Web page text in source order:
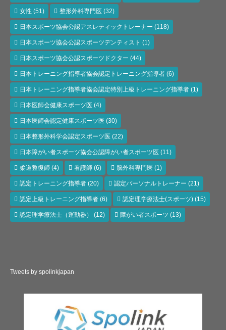
女性 (51) 整形外科専門医 (32)
日本スポーツ協会公認アスレティックトレーナー (118)
日本スポーツ協会公認スポーツデンティスト (1)
日本スポーツ協会公認スポーツドクター (44)
日本トレーニング指導者協会認定トレーニング指導者 (6)
日本トレーニング指導者協会認定特別上級トレーニング指導者 (1)
日本医師会健康スポーツ医 (4)
日本医師会認定健康スポーツ医 (30)
日本整形外科学会認定スポーツ医 (22)
日本障がい者スポーツ協会公認障がい者スポーツ医 (11)
柔道整復師 (4) 看護師 (6) 脳外科専門医 (1)
認定トレーニング指導者 (20) 認定パーソナルトレーナー (21)
認定上級トレーニング指導者 (6) 認定理学療法士(スポーツ) (15)
認定理学療法士（運動器） (12) 障がい者スポーツ (13)
Tweets by spolinkjapan